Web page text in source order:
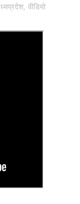
, वीडियो